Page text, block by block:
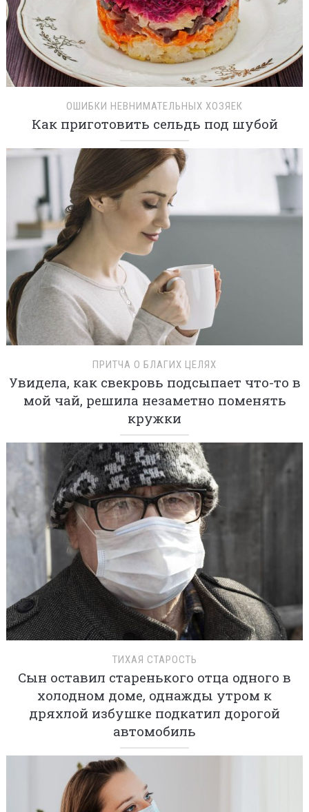
ОШИБКИ НЕВНИМАТЕЛЬНЫХ ХОЗЯЕК
Как приготовить сельдь под шубой
ПРИТЧА О БЛАГИХ ЦЕЛЯХ
Увидела, как свекровь подсыпает что-то в
мой чай, решила незаметно поменять
кружки
ТИХАЯ СТАРОСТЬ
Сын оставил старенького отца одного в
холодном доме, однажды утром к
дряхлой избушке подкатил дорогой
автомобиль